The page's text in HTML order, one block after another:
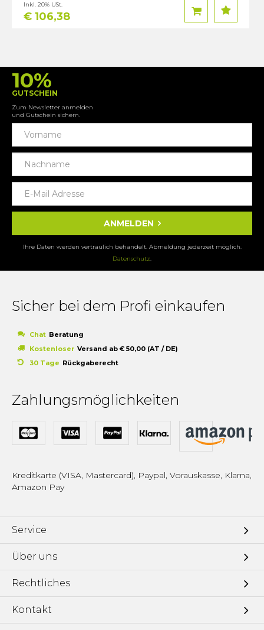
€ 106,38
Inkl. 20% USt.
10%
GUTSCHEIN
Zum Newsletter anmelden
und Gutschein sichern.
ANMELDEN
Ihre Daten werden vertraulich behandelt. Abmeldung jederzeit möglich.
Datenschutz.
Sicher bei dem Profi einkaufen
Chat Beratung
Kostenloser Versand ab € 50,00 (AT / DE)
30 Tage Rückgaberecht
Zahlungsmöglichkeiten
Kreditkarte (VISA, Mastercard), Paypal, Vorauskasse, Klarna,
Amazon Pay
Service
Über uns
Rechtliches
Kontakt